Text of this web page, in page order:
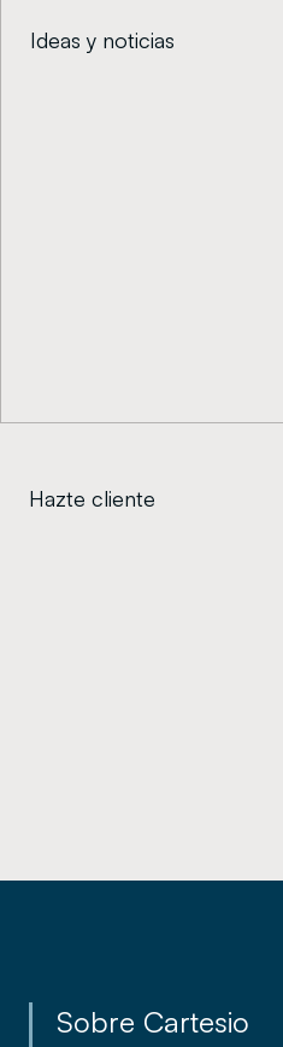
Ideas y noticias
Hazte cliente
Sobre Cartesio